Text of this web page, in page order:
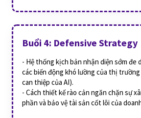
- Hệ thống kịch bản nhận diện sớm đe
các biến động khó lường của thị
can thiệp của AI).
- Cách thiết kế rào cản ngăn chặn sự
phần và bảo vệ tài sản cốt lõi của
Buổi 4: Defensive Strategy